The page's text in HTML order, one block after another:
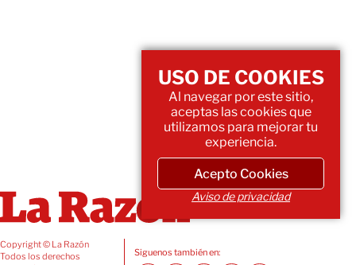
Copyright © La Razón
Todos los derechos
Siguenos también en:
USO DE COOKIES
Al navegar por este sitio,
aceptas las cookies que
utilizamos para mejorar tu
experiencia.
Acepto Cookies
Aviso de privacidad